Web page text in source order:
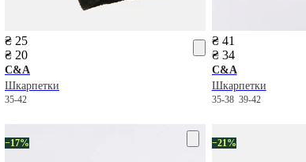
₴ 25
₴ 20
C&A
Шкарпетки
35-42
₴ 41
₴ 34
C&A
Шкарпетки
35-38 39-42
−17% −21%